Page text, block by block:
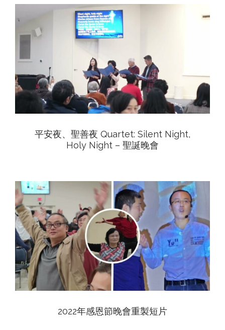
平安夜、聖善夜 Quartet: Silent Night,
Holy Night – 聖誕晚會
View
2022年感恩節晚會重製短片
View